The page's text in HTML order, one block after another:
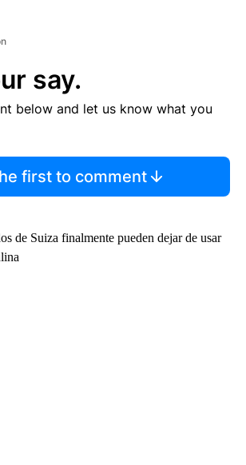
say.
below and let us know what you
first to comment
de Suiza finalmente pueden dejar de usar